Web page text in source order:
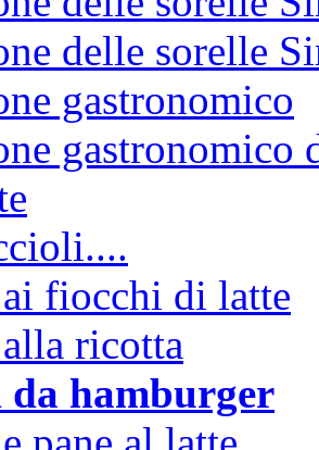
delle sorelle
gastronomico
gastronomico
fiocchi di latte
ricotta
hamburger